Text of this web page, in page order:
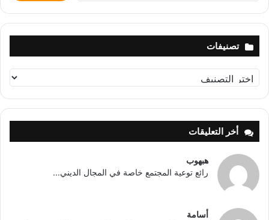
تصنيفات
تصنيفات
أخر التعليقات
هبهوب
رائع توعية المجتمع خاصة في المجال الديني...
أسامة